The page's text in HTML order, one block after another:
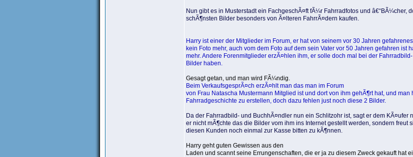
Nun gibt es in Musterstadt ein FachgeschÃ¤ft fÃ¼r Fahrradfotos und â€“BÃ¼cher,
schÃ¶nsten Bilder besonders von Ã¤lteren FahrrÃ¤dern kaufen.
Harry ist einer der Mitglieder im Forum, er hat von seinem vor 30 Jahren
kein Foto mehr, auch vom dem Foto auf dem sein Vater vor 50 Jahren gefahren ist
mehr. Andere Forenmitglieder erzÃ¤hlen ihm, er solle doch mal bei der
Bilder haben.
Gesagt getan, und man wird FÃ¼ndig.
Beim VerkaufsgesprÃ¤ch erzÃ¤hlt man das man im Forum
von Frau Natascha Mustermann Mitglied ist und dort von ihm gehÃ¶rt hat, und
Fahrradgeschichte zu erstellen, doch dazu fehlen just noch diese 2 Bilder.
Da der Fahrradbild- und BuchhÃ¤ndler nun ein Schlitzohr ist, sagt er dem KÃ¤ufer
er nicht mÃ¶chte das die Bilder vom ihm ins Internet gestellt werden, sondern freut
diesen Kunden noch einmal zur Kasse bitten zu kÃ¶nnen.
Harry geht guten Gewissen aus den
Laden und scannt seine Errungenschaften, die er ja zu diesem Zweck gekauft hat